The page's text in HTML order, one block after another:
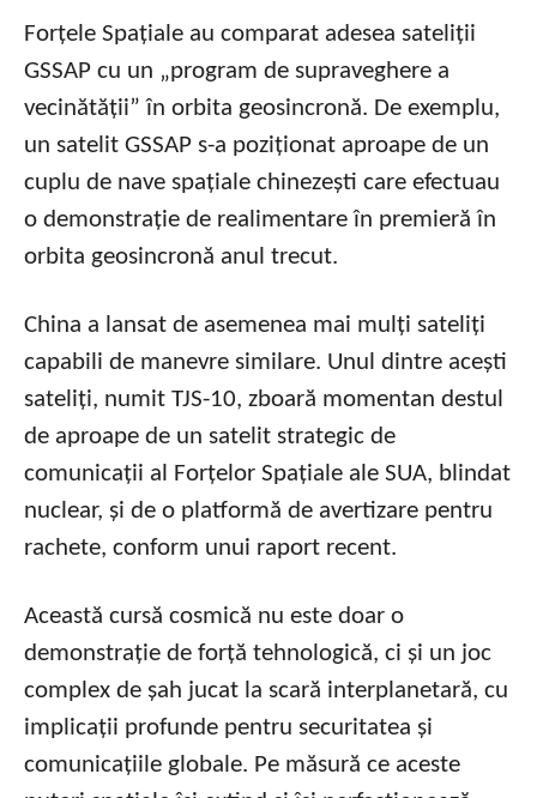
Forțele Spațiale au comparat adesea sateliții
GSSAP cu un „program de supraveghere a
vecinătății” în orbita geosincronă. De exemplu,
un satelit GSSAP s-a poziționat aproape de un
cuplu de nave spațiale chinezești care efectuau
o demonstrație de realimentare în premieră în
orbita geosincronă anul trecut.
China a lansat de asemenea mai mulți sateliți
capabili de manevre similare. Unul dintre acești
sateliți, numit TJS-10, zboară momentan destul
de aproape de un satelit strategic de
comunicații al Forțelor Spațiale ale SUA, blindat
nuclear, și de o platformă de avertizare pentru
rachete, conform unui raport recent.
Această cursă cosmică nu este doar o
demonstrație de forță tehnologică, ci și un joc
complex de șah jucat la scară interplanetară, cu
implicații profunde pentru securitatea și
comunicațiile globale. Pe măsură ce aceste